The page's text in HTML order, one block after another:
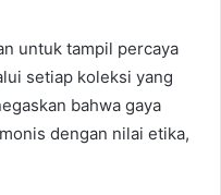
untuk tampil percaya
setiap koleksi yang
bahwa gaya
dengan nilai etika,